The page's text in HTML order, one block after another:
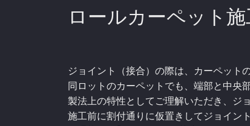
ロールカーペット
ジョイント（接合）の際は、カーペット
同ロットのカーペットでも、端部と中央
製法上の特性としてご理解いただき、ジ
施工前に割付通りに仮置きしてジョイン